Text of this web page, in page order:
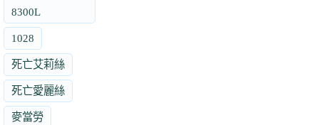
8300L
1028
死亡艾莉絲
死亡愛麗絲
麥當勞